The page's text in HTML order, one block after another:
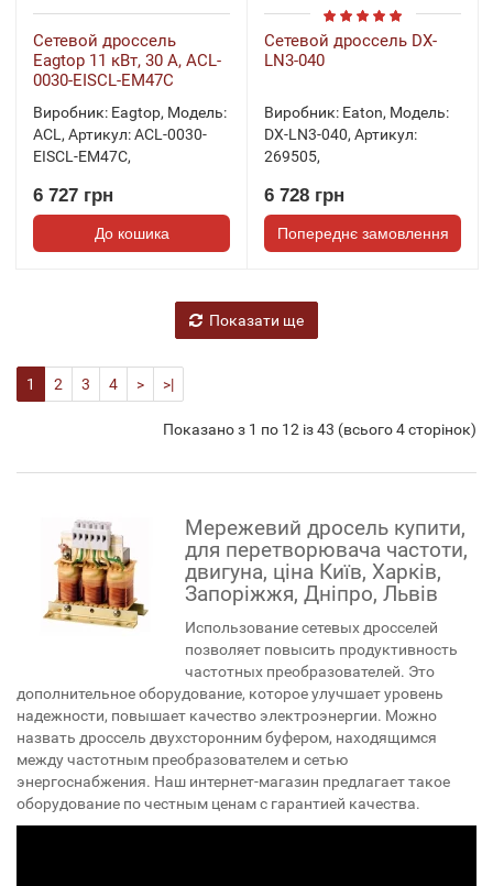
Сетевой дроссель
Eagtop 11 кВт, 30 А, ACL-
0030-EISCL-EM47C
Виробник: Eagtop, Модель:
ACL, Артикул:ACL-0030-
EISCL-EM47C,
6 727 грн
До кошика
Сетевой дроссель DX-
LN3-040
Виробник: Eaton, Модель:
DX-LN3-040, Артикул:
269505,
6 728 грн
Попереднє замовлення
Показати ще
1 2 3 4 > >|
Показано з 1 по 12 із 43 (всього 4 сторінок)
Мережевий дросель купити,
для перетворювача частоти,
двигуна, ціна Київ, Харків,
Запоріжжя, Дніпро, Львів
Использование сетевых дросселей
позволяет повысить продуктивность
частотных преобразователей. Это
дополнительное оборудование, которое улучшает уровень
надежности, повышает качество электроэнергии. Можно
назвать дроссель двухсторонним буфером, находящимся
между частотным преобразователем и сетью
энергоснабжения. Наш интернет-магазин предлагает такое
оборудование по честным ценам с гарантией качества.